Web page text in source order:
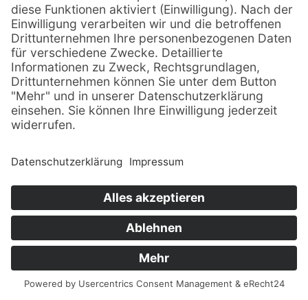
4. Durch ihre Mitgliedschaft und die damit
verbundene Anerkennung dieser Satzung
stimmen die Mitglieder weiter der
Veröffentlichung von Bildern und Namen in
Print- und Telemedien sowie elektronischen
Medien, insbesondere auf
www.gewerbeverein-gruendau.de
Vorstehende Satzung wurde von der
Mitgliederversammlung am 07.09.2021